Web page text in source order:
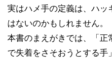
実はハメ手の定義は、ハ
はないのかもしれません。
本書のまえがきでは、「
で失着をさそおうとする手